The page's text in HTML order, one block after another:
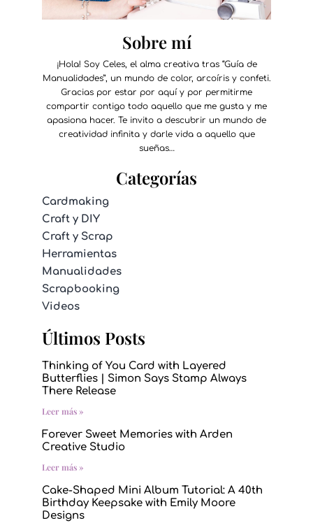
Sobre mí
¡Hola! Soy Celes, el alma creativa tras “Guía de
Manualidades”, un mundo de color, arcoíris y confeti.
Gracias por estar por aquí y por permitirme
compartir contigo todo aquello que me gusta y me
apasiona hacer. Te invito a descubrir un mundo de
creatividad infinita y darle vida a aquello que
sueñas…
Categorías
Cardmaking
Craft y DIY
Craft y Scrap
Herramientas
Manualidades
Scrapbooking
Videos
Últimos Posts
Thinking of You Card with Layered
Butterflies | Simon Says Stamp Always
There Release
Leer más »
Forever Sweet Memories with Arden
Creative Studio
Leer más »
Cake-Shaped Mini Album Tutorial: A 40th
Birthday Keepsake with Emily Moore
Designs